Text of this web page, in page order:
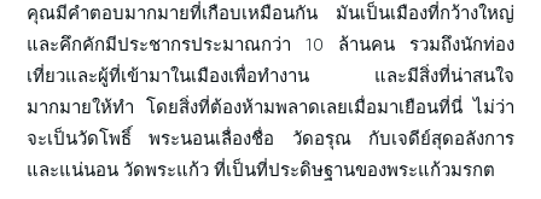
คุณมีคำตอบมากมายที่เกือบเหมือนกัน มันเป็นเมืองที่กว้างใหญ่
และคึกคักมีประชากรประมาณกว่า 10 ล้านคน รวมถึงนักท่อง
เที่ยวและผู้ที่เข้ามาในเมืองเพื่อทำงาน และมีสิ่งที่น่าสนใจ
มากมายให้ทำ โดยสิ่งที่ต้องห้ามพลาดเลยเมื่อมาเยือนที่นี่ ไม่ว่า
จะเป็นวัดโพธิ์ พระนอนเลื่องชื่อ วัดอรุณ กับเจดีย์สุดอลังการ
และแน่นอน วัดพระแก้ว ที่เป็นที่ประดิษฐานของพระแก้วมรกต